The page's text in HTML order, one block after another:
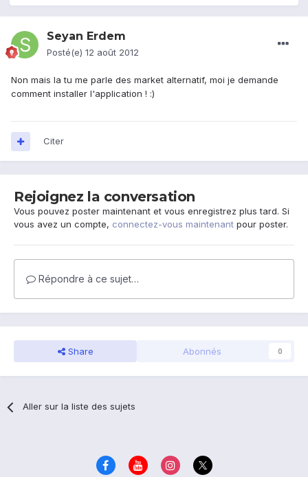
Seyan Erdem
Posté(e) 12 août 2012
Non mais la tu me parle des market alternatif, moi je demande
comment installer l'application ! :)
Citer
Rejoignez la conversation
Vous pouvez poster maintenant et vous enregistrez plus tard. Si
vous avez un compte, connectez-vous maintenant pour poster.
Répondre à ce sujet…
Share Abonnés 0
Aller sur la liste des sujets